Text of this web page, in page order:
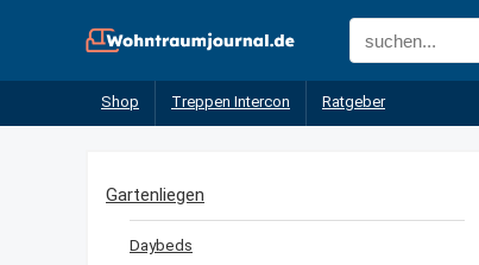
Shop Treppen Intercon Ratgeber
Gartenliegen
Daybeds